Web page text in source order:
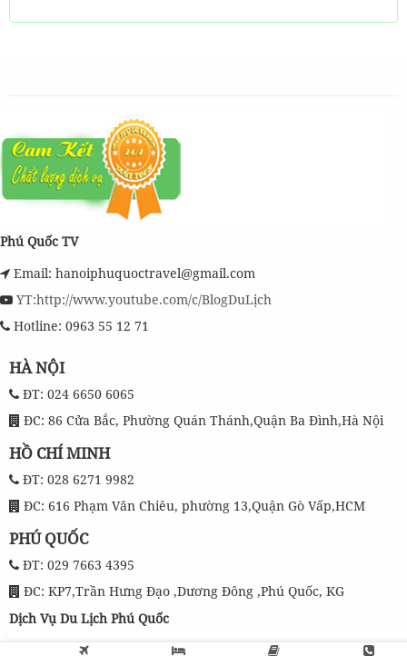
Phú Quốc TV
Email: hanoiphuquoctravel@gmail.com
YT:http://www.youtube.com/c/BlogDuLịch
Hotline: 0963 55 12 71
HÀ NỘI
ĐT: 024 6650 6065
ĐC: 86 Cửa Bắc, Phường Quán Thánh,Quận Ba Đình,Hà Nội
HỒ CHÍ MINH
ĐT: 028 6271 9982
ĐC: 616 Phạm Văn Chiêu, phường 13,Quận Gò Vấp,HCM
PHÚ QUỐC
ĐT: 029 7663 4395
ĐC: KP7,Trần Hưng Đạo ,Dương Đông ,Phú Quốc, KG
Dịch Vụ Du Lịch Phú Quốc
Tour Phú Quốc Trọn Gói